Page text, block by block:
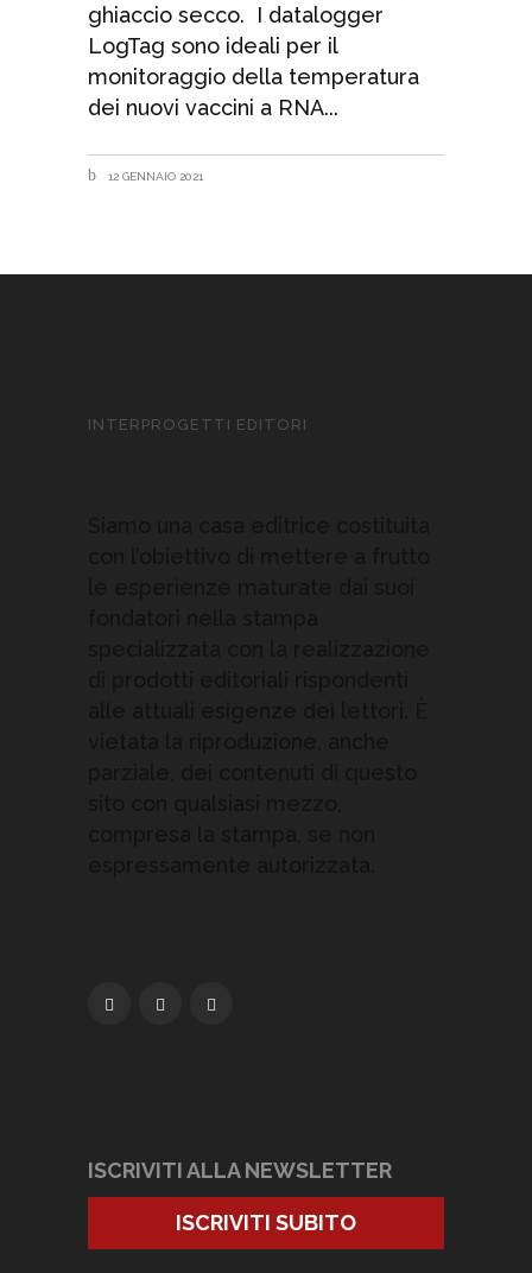
ghiaccio secco. I datalogger
LogTag sono ideali per il
monitoraggio della temperatura
dei nuovi vaccini a RNA
12 GENNAIO 2021
INTERPROGETTI EDITORI
ISCRIVITI ALLA NEWSLETTER
ISCRIVITI SUBITO